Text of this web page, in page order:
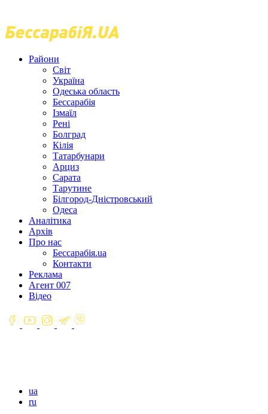
Райони
Світ
Україна
Одеська область
Бессарабія
Ізмаїл
Рені
Болград
Кілія
Татарбунари
Арциз
Сарата
Тарутине
Білгород-Дністровський
Одеса
Аналітика
Архів
Про нас
Бессарабія.ua
Контакти
Реклама
Агент 007
Відео
ua
ru